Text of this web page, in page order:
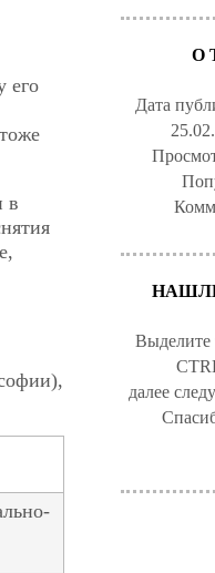
его
в
О
Дата
Выделите
далее